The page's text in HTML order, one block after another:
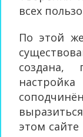
всех
По этой
создана,
этом